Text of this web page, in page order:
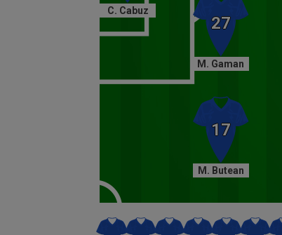
C. Cabuz
M. Butean
M. Gaman